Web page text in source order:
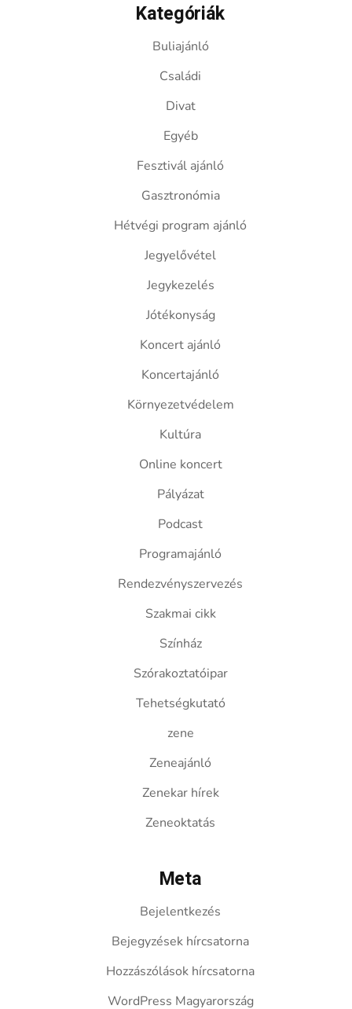
Kategóriák
Buliajánló
Családi
Divat
Egyéb
Fesztivál ajánló
Gasztronómia
Hétvégi program ajánló
Jegyelővétel
Jegykezelés
Jótékonyság
Koncert ajánló
Koncertajánló
Környezetvédelem
Kultúra
Online koncert
Pályázat
Podcast
Programajánló
Rendezvényszervezés
Szakmai cikk
Színház
Szórakoztatóipar
Tehetségkutató
zene
Zeneajánló
Zenekar hírek
Zeneoktatás
Meta
Bejelentkezés
Bejegyzések hírcsatorna
Hozzászólások hírcsatorna
WordPress Magyarország